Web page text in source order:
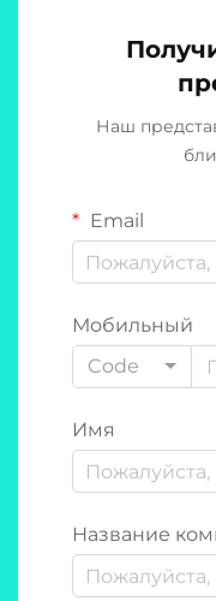
Наш
Email
Мобильный
Code
Имя
Название